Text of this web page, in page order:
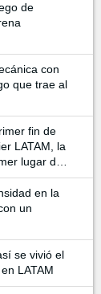
de
con
que trae al
fin de
LATAM, la
lugar de
en la
un
se vivió el
LATAM